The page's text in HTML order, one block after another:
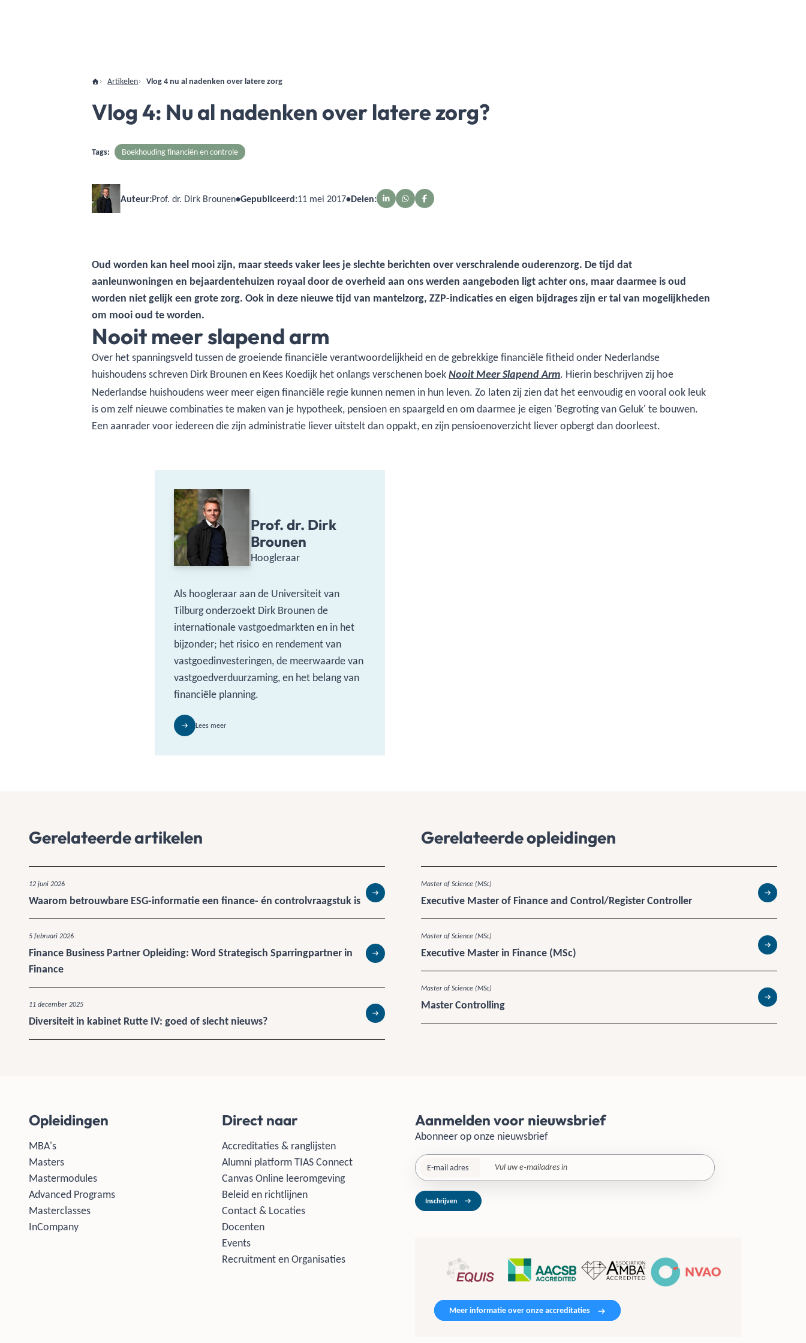
Artikelen Vlog 4 nu al nadenken over latere zorg
Vlog 4: Nu al nadenken over latere zorg?
Tags: Boekhouding financiën en controle
Auteur:Prof. dr. Dirk Brounen•Gepubliceerd:11 mei 2017•Delen:
Oud worden kan heel mooi zijn, maar steeds vaker lees je slechte berichten over verschralende ouderenzorg. De tijd dat
aanleunwoningen en bejaardentehuizen royaal door de overheid aan ons werden aangeboden ligt achter ons, maar daarmee is oud
worden niet gelijk een grote zorg. Ook in deze nieuwe tijd van mantelzorg, ZZP-indicaties en eigen bijdrages zijn er tal van mogelijkheden
om mooi oud te worden.
Nooit meer slapend arm
Over het spanningsveld tussen de groeiende financiële verantwoordelijkheid en de gebrekkige financiële fitheid onder Nederlandse
huishoudens schreven Dirk Brounen en Kees Koedijk het onlangs verschenen boekNooit Meer Slapend Arm. Hierin beschrijven zij hoe
Nederlandse huishoudens weer meer eigen financiële regie kunnen nemen in hun leven. Zo laten zij zien dat het eenvoudig en vooral ook leuk
is om zelf nieuwe combinaties te maken van je hypotheek, pensioen en spaargeld en om daarmee je eigen 'Begroting van Geluk' te bouwen.
Een aanrader voor iedereen die zijn administratie liever uitstelt dan oppakt, en zijn pensioenoverzicht liever opbergt dan doorleest.
Prof. dr. Dirk
Brounen
Hoogleraar
Als hoogleraar aan de Universiteit van
Tilburg onderzoekt Dirk Brounen de
internationale vastgoedmarkten en in het
bijzonder; het risico en rendement van
vastgoedinvesteringen, de meerwaarde van
vastgoedverduurzaming, en het belang van
financiële planning.
Lees meer
Gerelateerde artikelen
12 juni 2026
Waarom betrouwbare ESG-informatie een finance- én controlvraagstuk is Lees meer
5 februari 2026
Finance Business Partner Opleiding: Word Strategisch Sparringpartner in
Finance
Lees meer
11 december 2025
Diversiteit in kabinet Rutte IV: goed of slecht nieuws? Lees meer
Gerelateerde opleidingen
Master of Science (MSc)
Executive Master of Finance and Control/Register Controller Lees meer
Master of Science (MSc)
Executive Master in Finance (MSc) Lees meer
Master of Science (MSc)
Master Controlling Lees meer
Opleidingen
MBA's
Masters
Mastermodules
Advanced Programs
Masterclasses
InCompany
Direct naar
Accreditaties & ranglijsten
Alumni platform TIAS Connect
Canvas Online leeromgeving
Beleid en richtlijnen
Contact & Locaties
Docenten
Events
Recruitment en Organisaties
Aanmelden voor nieuwsbrief
Abonneer op onze nieuwsbrief
E-mail adres
Inschrijven
Meer informatie over onze accreditaties